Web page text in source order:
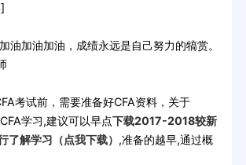
加油加油，成绩永远是自己努力的犒赏。
试前，需要准备好CFA资料，关于
学习,建议可以早点下载2017-2018较新
了解学习（点我下载） ,准备的越早,通过概